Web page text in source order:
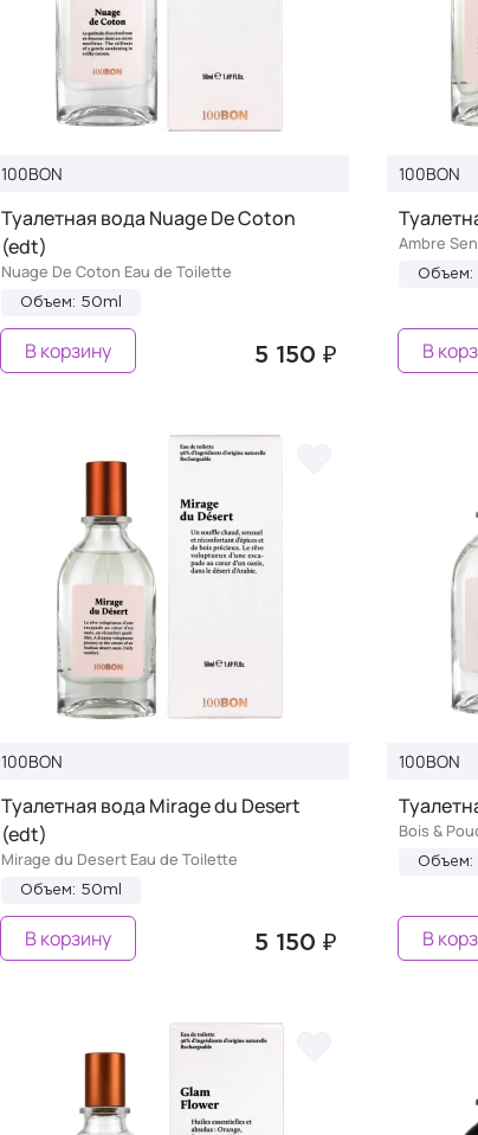
100BON
Туалетная вода Nuage De Coton
(edt)
Nuage De Coton Eau de Toilette
Объем: 50ml
5 150 ₽
В корзину
100BON
Ambre
Объем:
В
100BON
Туалетная вода Mirage du Desert
(edt)
Mirage du Desert Eau de Toilette
Объем: 50ml
5 150 ₽
В корзину
100BON
Bois &
Объем:
В